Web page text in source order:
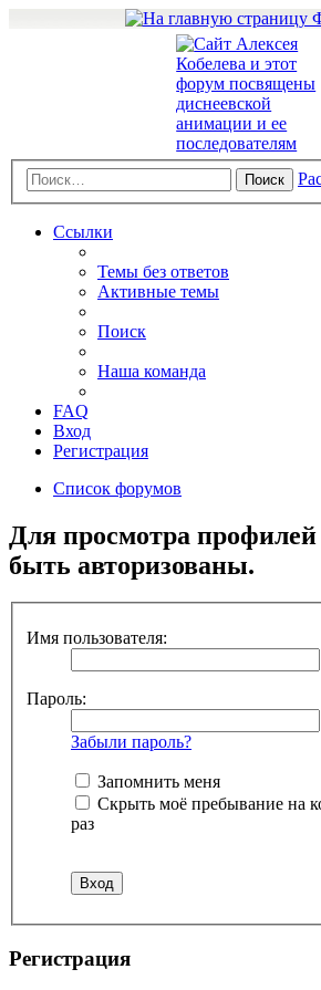
Поиск
Ссылки
Темы без ответов
Активные темы
Поиск
Наша команда
FAQ
Вход
Регистрация
Список форумов
Для просмотра
быть авторизованы.
Имя пользователя:
Пароль:
Забыли пароль?
Запомнить меня
Скрыть моё пребывание на
раз
Регистрация